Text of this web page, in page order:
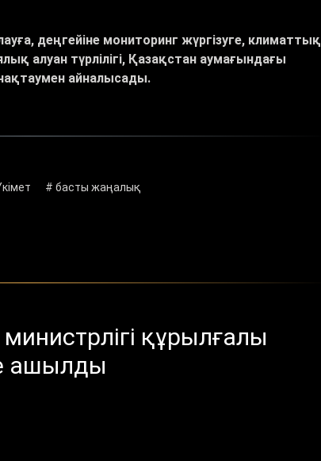
деңгейіне мониторинг жүргізуге, климаттық
алуан түрлілігі, Қазақстан аумағындағы
айналысады.
# басты жаңалық
құрылғалы
ашылды